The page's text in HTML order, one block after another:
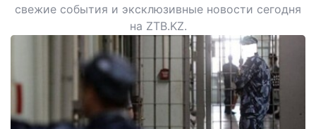
свежие события и эксклюзивные новости сегодня
на ZTB.KZ.